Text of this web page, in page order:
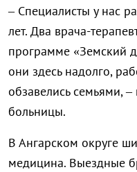
– Специалисты у нас
лет. Два врача-
программе «Земский
они здесь надолго,
обзавелись семьями, –
больницы.
В Ангарском округе
медицина. Выездные